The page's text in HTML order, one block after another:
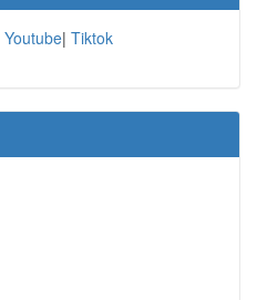
Youtube| Tiktok